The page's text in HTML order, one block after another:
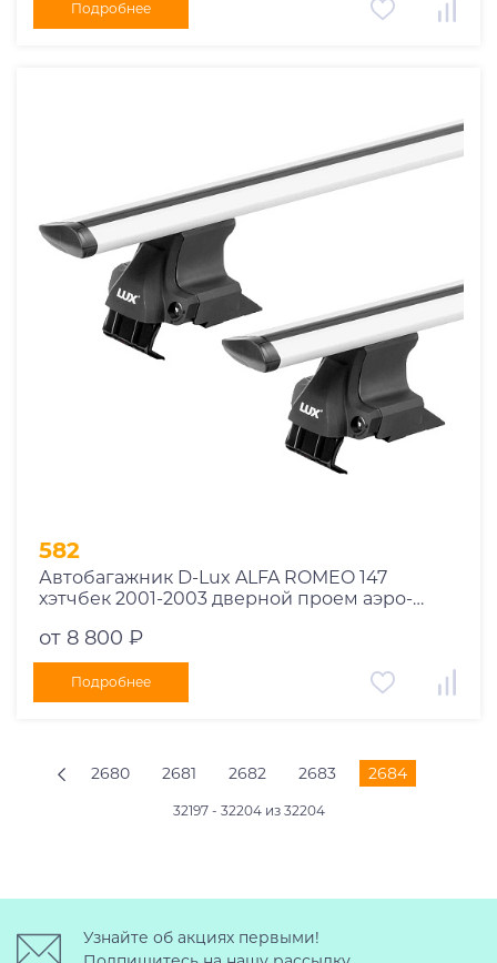
Подробнее
582
Автобагажник D-Lux ALFA ROMEO 147
хэтчбек 2001-2003 дверной проем аэро-
от 8 800 ₽
Подробнее
2680 2681 2682 2683 2684
32197 - 32204 из 32204
Узнайте об акциях первыми!